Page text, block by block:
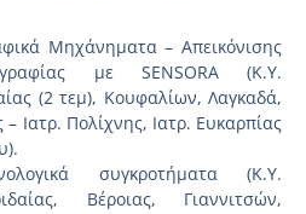
Μηχάνηματα – Απεικόνισης
με SENSORA (Κ.Υ.
(2 τεμ), Κουφαλίων, Λαγκαδά,
Ιατρ. Πολίχνης, Ιατρ. Ευκαρπίας
συγκροτήματα (Κ.Υ.
Βέροιας, Γιαννιτσών,